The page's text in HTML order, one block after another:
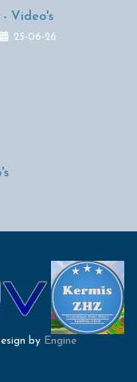
Video's
25-06-26
by Engine